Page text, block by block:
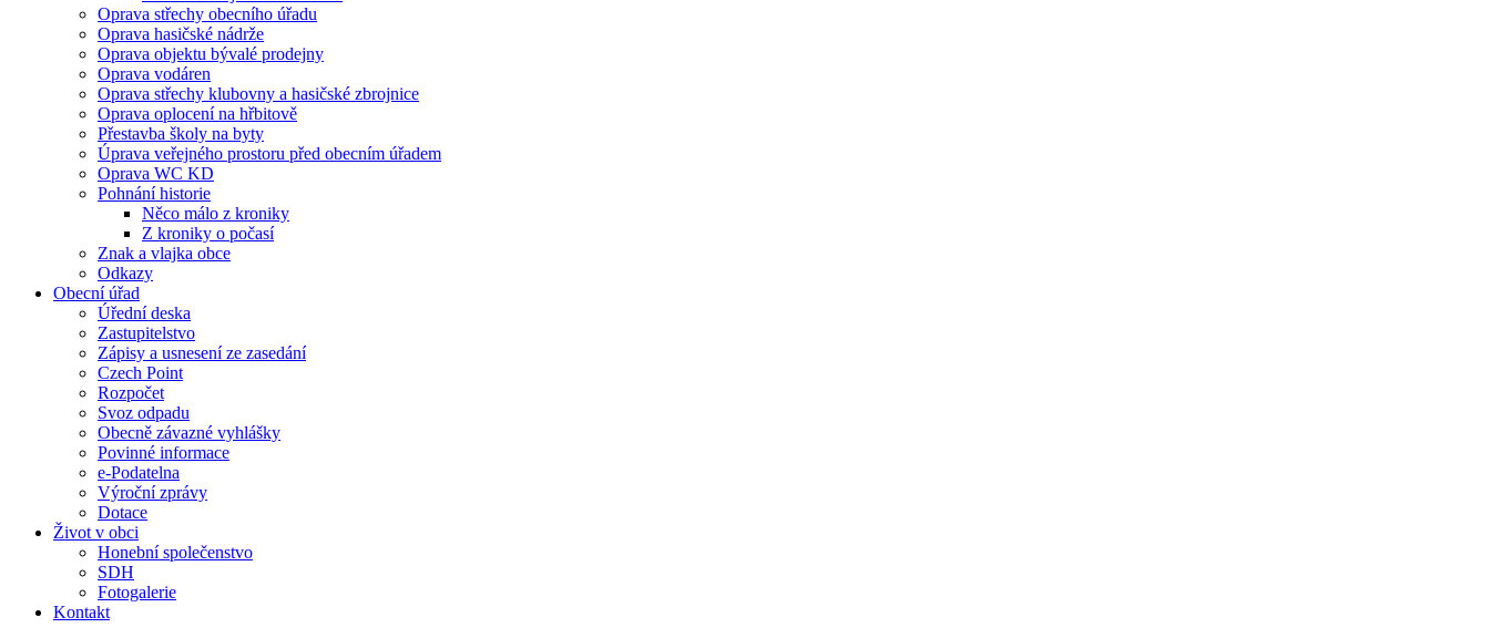
Oprava střechy obecního úřadu
Oprava hasičské nádrže
Oprava objektu bývalé prodejny
Oprava vodáren
Oprava střechy klubovny a hasičské zbrojnice
Oprava oplocení na hřbitově
Přestavba školy na byty
Úprava veřejného prostoru před obecním úřadem
Oprava WC KD
Pohnání historie
Něco málo z kroniky
Z kroniky o počasí
Znak a vlajka obce
Odkazy
Obecní úřad
Úřední deska
Zastupitelstvo
Zápisy a usnesení ze zasedání
Czech Point
Rozpočet
Svoz odpadu
Obecně závazné vyhlášky
Povinné informace
e-Podatelna
Výroční zprávy
Dotace
Život v obci
Honební společenstvo
SDH
Fotogalerie
Kontakt